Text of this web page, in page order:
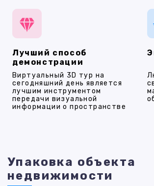
Лучший способ
демонстрации
Виртуальный 3D тур на
сегодняшний день является
лучшим инструментом
передачи визуальной
информации о пространстве
Упаковка объекта
недвижимости